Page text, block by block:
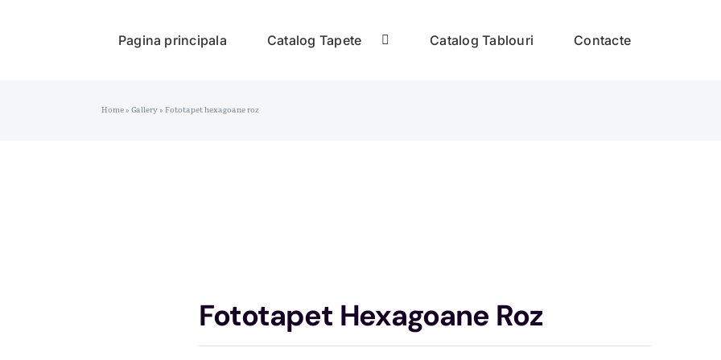
Pagina principala Catalog Tapete Catalog Tablouri Contacte
Home»Gallery»Fototapet hexagoane roz
Fototapet Hexagoane Roz